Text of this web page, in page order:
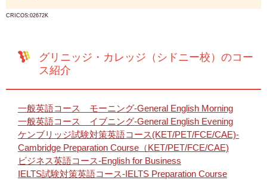
CRICOS:02672K
グリニッジ・カレッジ（シドニー校）のコー
ス紹介
一般英語コース モーニング-General English Morning
一般英語コース イブニング-General English Evening
ケンブリッジ試験対策英語コース(KET/PET/FCE/CAE)-
Cambridge Preparation Course（KET/PET/FCE/CAE)
ビジネス英語コース-English for Business
IELTS試験対策英語コース-IELTS Preparation Course